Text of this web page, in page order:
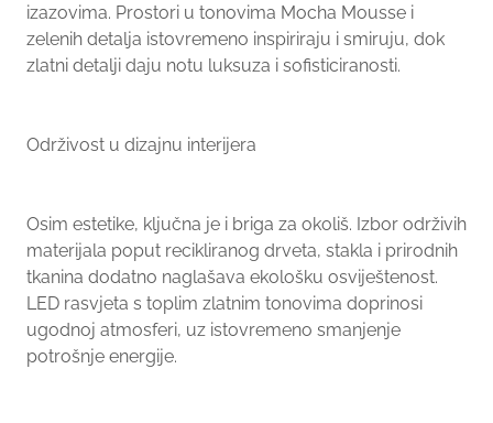
izazovima. Prostori u tonovima Mocha Mousse i
zelenih detalja istovremeno inspiriraju i smiruju, dok
zlatni detalji daju notu luksuza i sofisticiranosti.
Održivost u dizajnu interijera
Osim estetike, ključna je i briga za okoliš. Izbor održivih
materijala poput recikliranog drveta, stakla i prirodnih
tkanina dodatno naglašava ekološku osviještenost.
LED rasvjeta s toplim zlatnim tonovima doprinosi
ugodnoj atmosferi, uz istovremeno smanjenje
potrošnje energije.